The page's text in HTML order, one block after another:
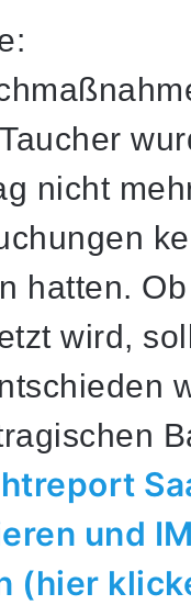
nicht
hatten.
wird,
und
(hier